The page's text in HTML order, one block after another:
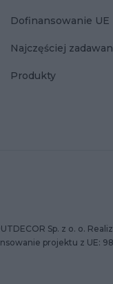
Dofinansowanie UE
Najczęściej
Produkty
Sp. z o. o.
projektu z UE: